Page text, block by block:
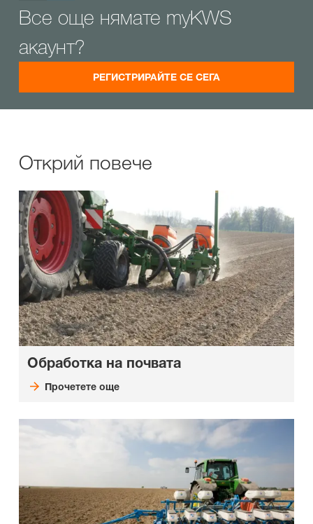
Все още нямате myKWS
акаунт?
РЕГИСТРИРАЙТЕ СЕ СЕГА
Открий повече
Обработка на почвата
Прочетете още